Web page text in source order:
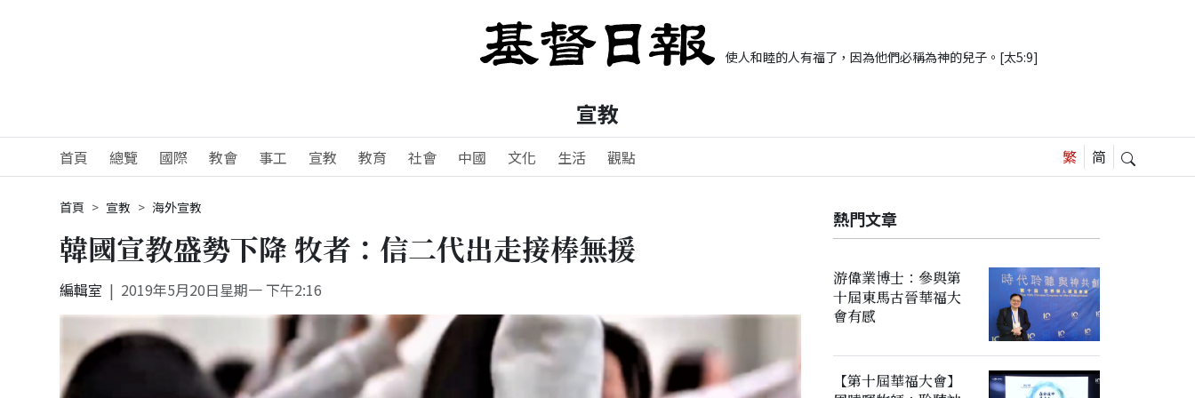
使人和睦的人有福了，因為他們必稱為神的兒子。[太5:9]
宣教
首頁 總覽 國際 教會 事工 宣教 教育 社會 中國 文化 生活 觀點
首頁 宣教 海外宣教
韓國宣教盛勢下降 牧者：信二代出走接棒無援
編輯室 2019年5月20日星期一 下午2:16
熱門文章
游偉業博士：參與第
十屆東馬古晉華福大
會有感
【第十屆華福大會】